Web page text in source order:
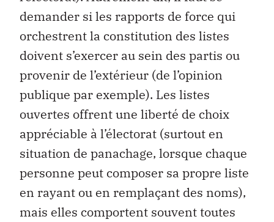
demander si les rapports de force qui
orchestrent la constitution des listes
doivent s’exercer au sein des partis ou
provenir de l’extérieur (de l’opinion
publique par exemple). Les listes
ouvertes offrent une liberté de choix
appréciable à l’électorat (surtout en
situation de panachage, lorsque chaque
personne peut composer sa propre liste
en rayant ou en remplaçant des noms),
mais elles comportent souvent toutes